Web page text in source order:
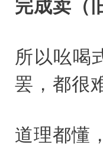
所以吆喝
罢，都很
道理都懂